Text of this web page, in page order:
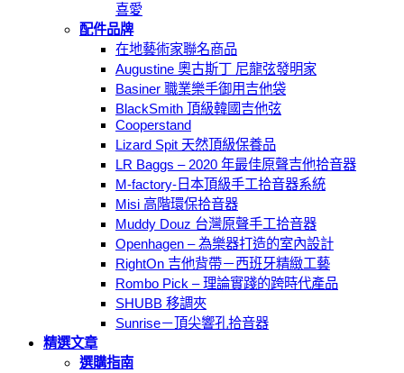
喜愛
配件品牌
在地藝術家聯名商品
Augustine 奧古斯丁 尼龍弦發明家
Basiner 職業樂手御用吉他袋
BlackSmith 頂級韓國吉他弦
Cooperstand
Lizard Spit 天然頂級保養品
LR Baggs – 2020 年最佳原聲吉他拾音器
M-factory-日本頂級手工拾音器系統
Misi 高階環保拾音器
Muddy Douz 台灣原聲手工拾音器
Openhagen – 為樂器打造的室內設計
RightOn 吉他背帶－西班牙精緻工藝
Rombo Pick – 理論實踐的跨時代產品
SHUBB 移調夾
Sunrise－頂尖響孔拾音器
精選文章
選購指南